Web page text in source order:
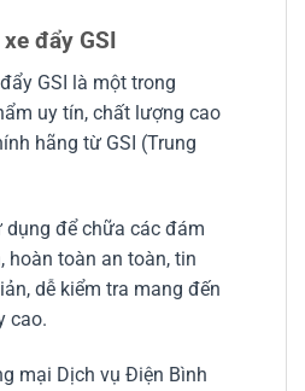
đẩy GSI
GSI là một trong
uy tín, chất lượng cao
hãng từ GSI (Trung
để chữa các đám
hoàn toàn an toàn, tin
dễ kiểm tra mang đến
cao.
mại Dịch vụ Điện Bình